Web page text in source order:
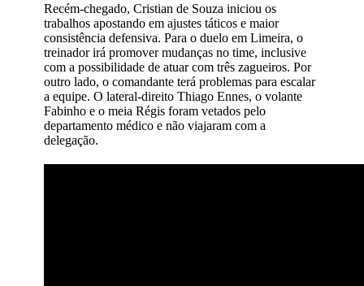
Recém-chegado, Cristian de Souza iniciou os
trabalhos apostando em ajustes táticos e maior
consistência defensiva. Para o duelo em Limeira, o
treinador irá promover mudanças no time, inclusive
com a possibilidade de atuar com três zagueiros. Por
outro lado, o comandante terá problemas para escalar
a equipe. O lateral-direito Thiago Ennes, o volante
Fabinho e o meia Régis foram vetados pelo
departamento médico e não viajaram com a
delegação.